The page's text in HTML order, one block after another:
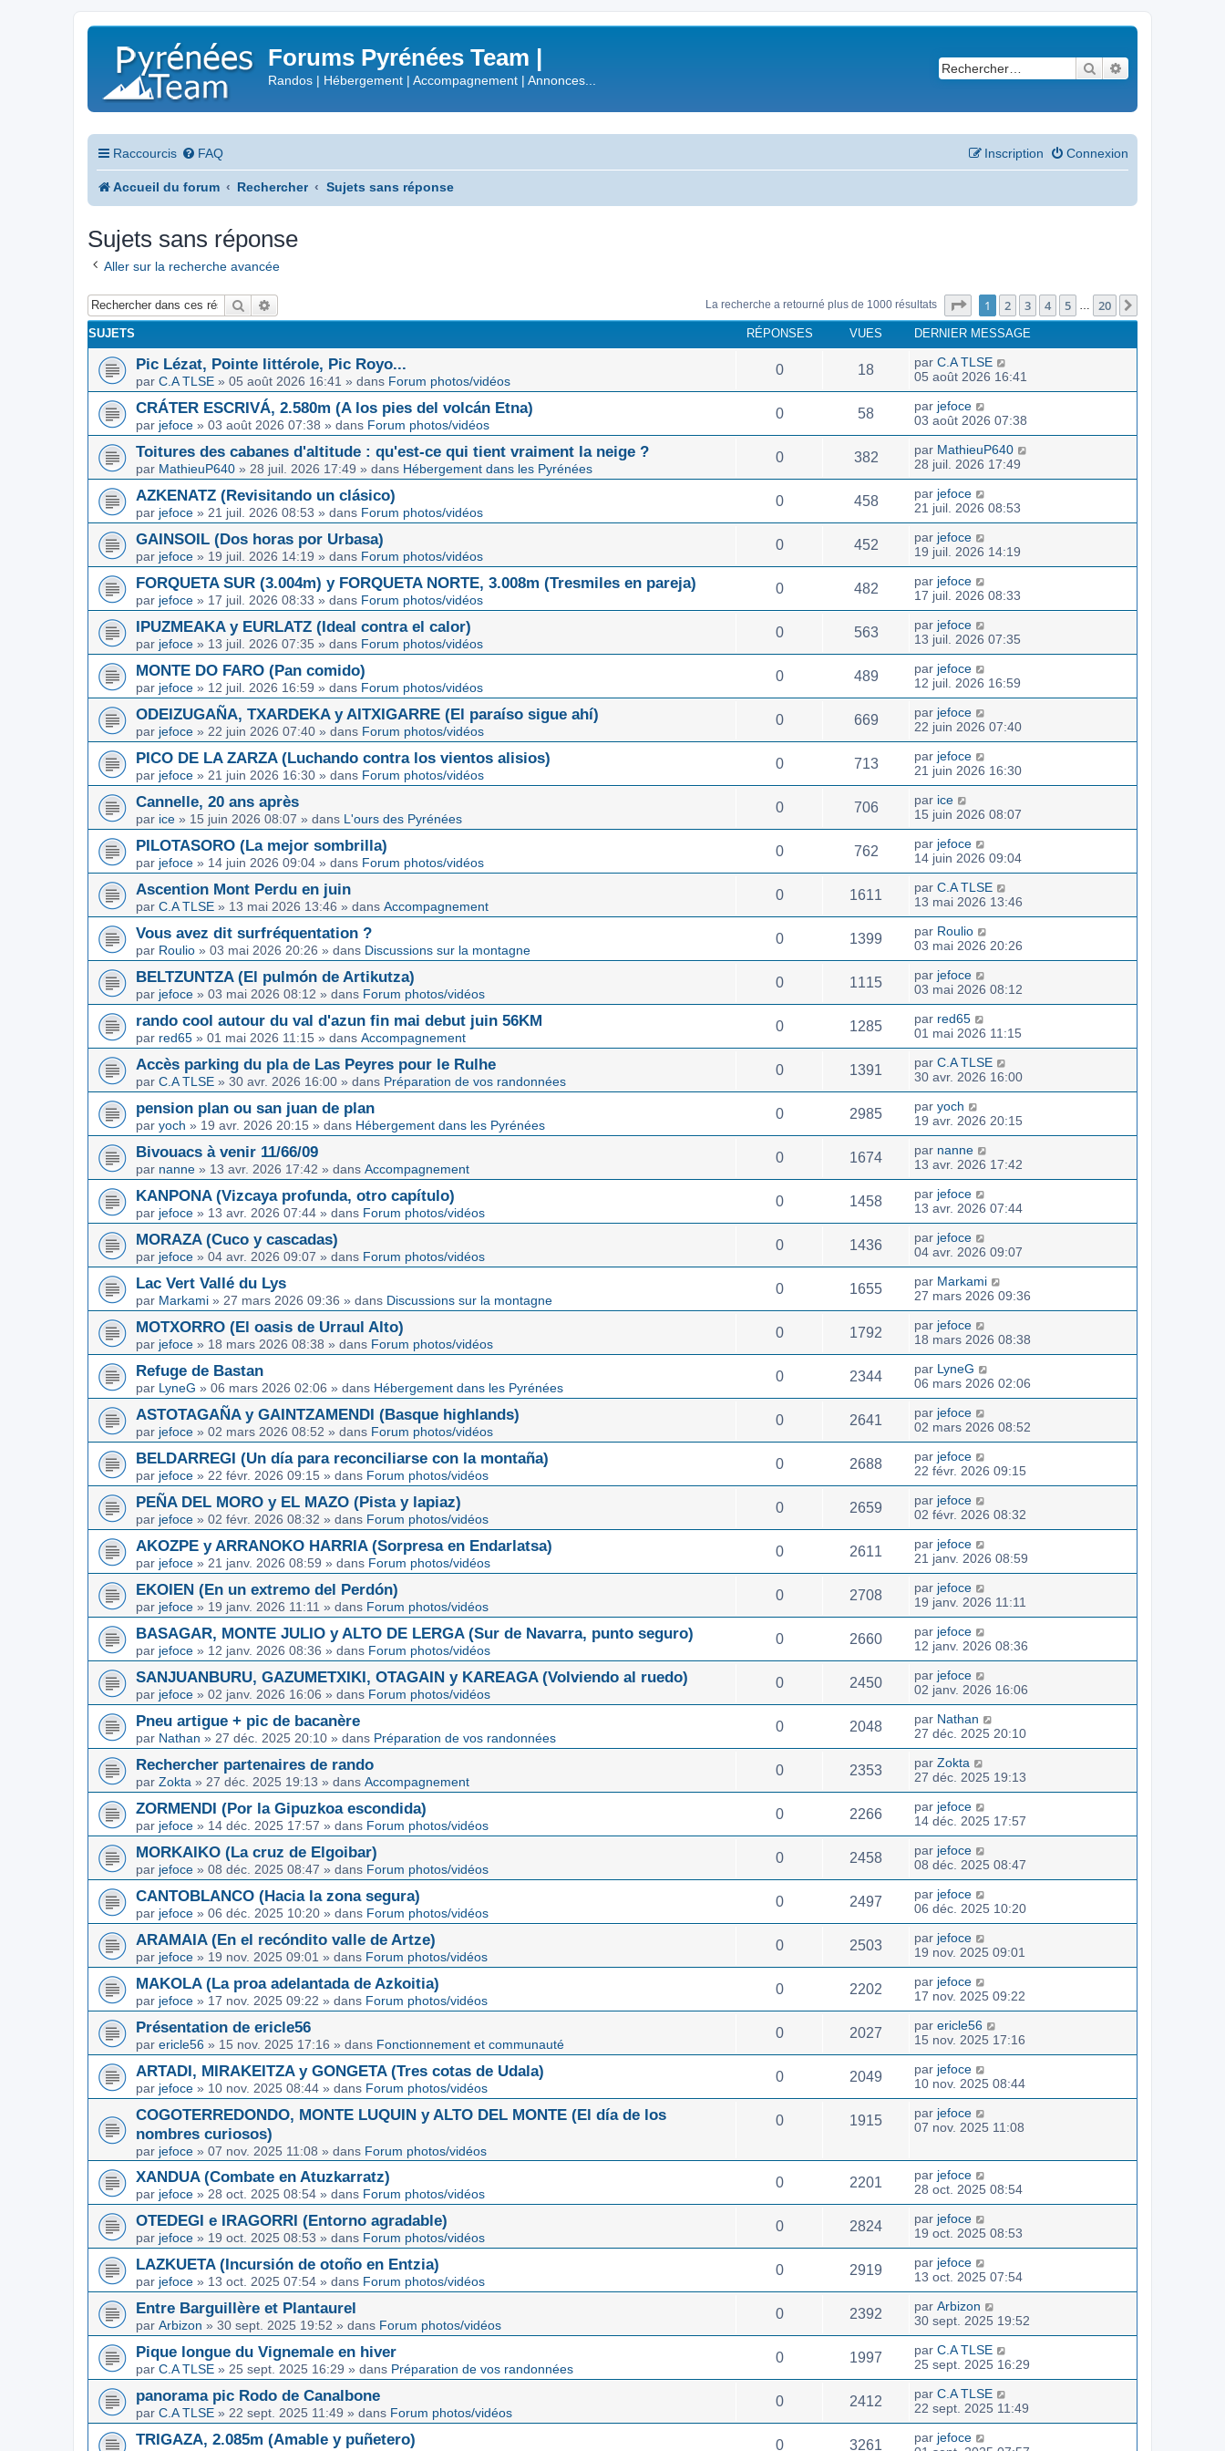
Forums Pyrénées Team |
Randos | Hébergement | Accompagnement | Annonces...
Rechercher
Raccourcis FAQ Connexion
Inscription
Accueil du forum Rechercher Sujets sans réponse
Sujets sans réponse
Aller sur la recherche avancée
Rechercher La recherche a retourné plus de 1000 résultats Page sur20
1 2 3 4 5 … 20
SUJETS RÉPONSES VUES DERNIER MESSAGE
Pic Lézat, Pointe littérole, Pic Royo...
par C.A TLSE » 05 août 2026 16:41 » dans Forum photos/vidéos
0 18 par C.A TLSE
05 août 2026 16:41
CRÁTER ESCRIVÁ, 2.580m (A los pies del volcán Etna)
par jefoce » 03 août 2026 07:38 » dans Forum photos/vidéos
0 58 par jefoce
03 août 2026 07:38
Toitures des cabanes d'altitude : qu'est-ce qui tient vraiment la neige ?
par MathieuP640 » 28 juil. 2026 17:49 » dans Hébergement dans les Pyrénées
0 382 par MathieuP640
28 juil. 2026 17:49
AZKENATZ (Revisitando un clásico)
par jefoce » 21 juil. 2026 08:53 » dans Forum photos/vidéos
0 458 par jefoce
21 juil. 2026 08:53
GAINSOIL (Dos horas por Urbasa)
par jefoce » 19 juil. 2026 14:19 » dans Forum photos/vidéos
0 452 par jefoce
19 juil. 2026 14:19
FORQUETA SUR (3.004m) y FORQUETA NORTE, 3.008m (Tresmiles en pareja)
par jefoce » 17 juil. 2026 08:33 » dans Forum photos/vidéos
0 482 par jefoce
17 juil. 2026 08:33
IPUZMEAKA y EURLATZ (Ideal contra el calor)
par jefoce » 13 juil. 2026 07:35 » dans Forum photos/vidéos
0 563 par jefoce
13 juil. 2026 07:35
MONTE DO FARO (Pan comido)
par jefoce » 12 juil. 2026 16:59 » dans Forum photos/vidéos
0 489 par jefoce
12 juil. 2026 16:59
ODEIZUGAÑA, TXARDEKA y AITXIGARRE (El paraíso sigue ahí)
par jefoce » 22 juin 2026 07:40 » dans Forum photos/vidéos
0 669 par jefoce
22 juin 2026 07:40
PICO DE LA ZARZA (Luchando contra los vientos alisios)
par jefoce » 21 juin 2026 16:30 » dans Forum photos/vidéos
0 713 par jefoce
21 juin 2026 16:30
Cannelle, 20 ans après
par ice » 15 juin 2026 08:07 » dans L'ours des Pyrénées
0 706 par ice
15 juin 2026 08:07
PILOTASORO (La mejor sombrilla)
par jefoce » 14 juin 2026 09:04 » dans Forum photos/vidéos
0 762 par jefoce
14 juin 2026 09:04
Ascention Mont Perdu en juin
par C.A TLSE » 13 mai 2026 13:46 » dans Accompagnement
0 1611 par C.A TLSE
13 mai 2026 13:46
Vous avez dit surfréquentation ?
par Roulio » 03 mai 2026 20:26 » dans Discussions sur la montagne
0 1399 par Roulio
03 mai 2026 20:26
BELTZUNTZA (El pulmón de Artikutza)
par jefoce » 03 mai 2026 08:12 » dans Forum photos/vidéos
0 1115 par jefoce
03 mai 2026 08:12
rando cool autour du val d'azun fin mai debut juin 56KM
par red65 » 01 mai 2026 11:15 » dans Accompagnement
0 1285 par red65
01 mai 2026 11:15
Accès parking du pla de Las Peyres pour le Rulhe
par C.A TLSE » 30 avr. 2026 16:00 » dans Préparation de vos randonnées
0 1391 par C.A TLSE
30 avr. 2026 16:00
pension plan ou san juan de plan
par yoch » 19 avr. 2026 20:15 » dans Hébergement dans les Pyrénées
0 2985 par yoch
19 avr. 2026 20:15
Bivouacs à venir 11/66/09
par nanne » 13 avr. 2026 17:42 » dans Accompagnement
0 1674 par nanne
13 avr. 2026 17:42
KANPONA (Vizcaya profunda, otro capítulo)
par jefoce » 13 avr. 2026 07:44 » dans Forum photos/vidéos
0 1458 par jefoce
13 avr. 2026 07:44
MORAZA (Cuco y cascadas)
par jefoce » 04 avr. 2026 09:07 » dans Forum photos/vidéos
0 1436 par jefoce
04 avr. 2026 09:07
Lac Vert Vallé du Lys
par Markami » 27 mars 2026 09:36 » dans Discussions sur la montagne
0 1655 par Markami
27 mars 2026 09:36
MOTXORRO (El oasis de Urraul Alto)
par jefoce » 18 mars 2026 08:38 » dans Forum photos/vidéos
0 1792 par jefoce
18 mars 2026 08:38
Refuge de Bastan
par LyneG » 06 mars 2026 02:06 » dans Hébergement dans les Pyrénées
0 2344 par LyneG
06 mars 2026 02:06
ASTOTAGAÑA y GAINTZAMENDI (Basque highlands)
par jefoce » 02 mars 2026 08:52 » dans Forum photos/vidéos
0 2641 par jefoce
02 mars 2026 08:52
BELDARREGI (Un día para reconciliarse con la montaña)
par jefoce » 22 févr. 2026 09:15 » dans Forum photos/vidéos
0 2688 par jefoce
22 févr. 2026 09:15
PEÑA DEL MORO y EL MAZO (Pista y lapiaz)
par jefoce » 02 févr. 2026 08:32 » dans Forum photos/vidéos
0 2659 par jefoce
02 févr. 2026 08:32
AKOZPE y ARRANOKO HARRIA (Sorpresa en Endarlatsa)
par jefoce » 21 janv. 2026 08:59 » dans Forum photos/vidéos
0 2611 par jefoce
21 janv. 2026 08:59
EKOIEN (En un extremo del Perdón)
par jefoce » 19 janv. 2026 11:11 » dans Forum photos/vidéos
0 2708 par jefoce
19 janv. 2026 11:11
BASAGAR, MONTE JULIO y ALTO DE LERGA (Sur de Navarra, punto seguro)
par jefoce » 12 janv. 2026 08:36 » dans Forum photos/vidéos
0 2660 par jefoce
12 janv. 2026 08:36
SANJUANBURU, GAZUMETXIKI, OTAGAIN y KAREAGA (Volviendo al ruedo)
par jefoce » 02 janv. 2026 16:06 » dans Forum photos/vidéos
0 2450 par jefoce
02 janv. 2026 16:06
Pneu artigue + pic de bacanère
par Nathan » 27 déc. 2025 20:10 » dans Préparation de vos randonnées
0 2048 par Nathan
27 déc. 2025 20:10
Rechercher partenaires de rando
par Zokta » 27 déc. 2025 19:13 » dans Accompagnement
0 2353 par Zokta
27 déc. 2025 19:13
ZORMENDI (Por la Gipuzkoa escondida)
par jefoce » 14 déc. 2025 17:57 » dans Forum photos/vidéos
0 2266 par jefoce
14 déc. 2025 17:57
MORKAIKO (La cruz de Elgoibar)
par jefoce » 08 déc. 2025 08:47 » dans Forum photos/vidéos
0 2458 par jefoce
08 déc. 2025 08:47
CANTOBLANCO (Hacia la zona segura)
par jefoce » 06 déc. 2025 10:20 » dans Forum photos/vidéos
0 2497 par jefoce
06 déc. 2025 10:20
ARAMAIA (En el recóndito valle de Artze)
par jefoce » 19 nov. 2025 09:01 » dans Forum photos/vidéos
0 2503 par jefoce
19 nov. 2025 09:01
MAKOLA (La proa adelantada de Azkoitia)
par jefoce » 17 nov. 2025 09:22 » dans Forum photos/vidéos
0 2202 par jefoce
17 nov. 2025 09:22
Présentation de ericle56
par ericle56 » 15 nov. 2025 17:16 » dans Fonctionnement et communauté
0 2027 par ericle56
15 nov. 2025 17:16
ARTADI, MIRAKEITZA y GONGETA (Tres cotas de Udala)
par jefoce » 10 nov. 2025 08:44 » dans Forum photos/vidéos
0 2049 par jefoce
10 nov. 2025 08:44
COGOTERREDONDO, MONTE LUQUIN y ALTO DEL MONTE (El día de los
nombres curiosos)
par jefoce » 07 nov. 2025 11:08 » dans Forum photos/vidéos
0 1915 par jefoce
07 nov. 2025 11:08
XANDUA (Combate en Atuzkarratz)
par jefoce » 28 oct. 2025 08:54 » dans Forum photos/vidéos
0 2201 par jefoce
28 oct. 2025 08:54
OTEDEGI e IRAGORRI (Entorno agradable)
par jefoce » 19 oct. 2025 08:53 » dans Forum photos/vidéos
0 2824 par jefoce
19 oct. 2025 08:53
LAZKUETA (Incursión de otoño en Entzia)
par jefoce » 13 oct. 2025 07:54 » dans Forum photos/vidéos
0 2919 par jefoce
13 oct. 2025 07:54
Entre Barguillère et Plantaurel
par Arbizon » 30 sept. 2025 19:52 » dans Forum photos/vidéos
0 2392 par Arbizon
30 sept. 2025 19:52
Pique longue du Vignemale en hiver
par C.A TLSE » 25 sept. 2025 16:29 » dans Préparation de vos randonnées
0 1997 par C.A TLSE
25 sept. 2025 16:29
panorama pic Rodo de Canalbone
par C.A TLSE » 22 sept. 2025 11:49 » dans Forum photos/vidéos
0 2412 par C.A TLSE
22 sept. 2025 11:49
TRIGAZA, 2.085m (Amable y puñetero) 0 3261 par jefoce